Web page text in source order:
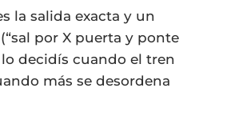
la salida exacta y un
por X puerta y ponte
lo decidís cuando el tren
más se desordena